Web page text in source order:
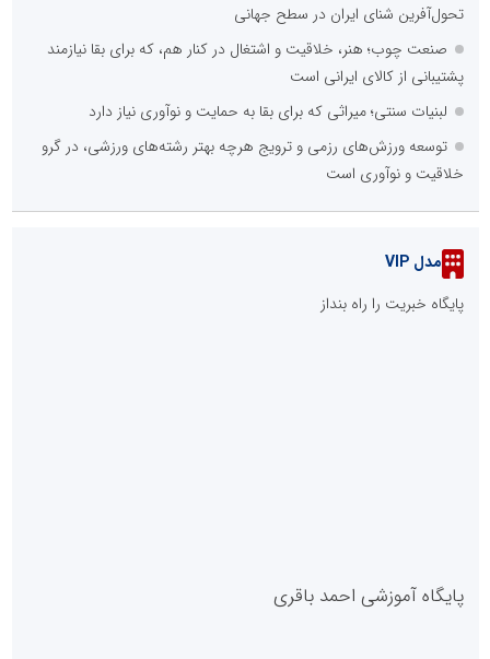
تحول‌آفرین شنای ایران در سطح جهانی
صنعت چوب؛ هنر، خلاقیت و اشتغال در کنار هم، که برای بقا نیازمند
پشتیبانی از کالای ایرانی است
لبنیات سنتی؛ میراثی که برای بقا به حمایت و نوآوری نیاز دارد
توسعه ورزش‌های رزمی و ترویج هرچه بهتر رشته‌های ورزشی، در گرو
خلاقیت و نوآوری است
مدل VIP
پایگاه خبریت را راه بنداز
پایگاه آموزشی احمد باقری